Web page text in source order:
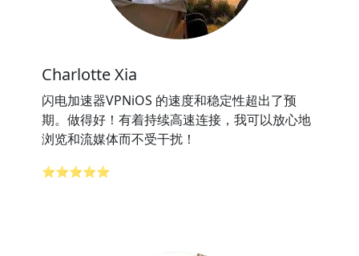
Charlotte Xia
闪电加速器VPNiOS 的速度和稳定性超出了预
期。做得好！有着持续高速连接，我可以放心地
浏览和流媒体而不受干扰！
⭐⭐⭐⭐⭐